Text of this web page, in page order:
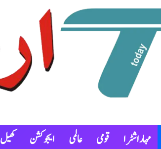
مہاراشٹرا قومی عالمی ایجوکشن کھیل